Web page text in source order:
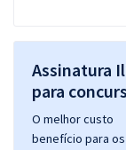
Assinatura
para
O melhor custo
benefício para